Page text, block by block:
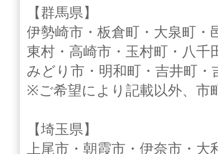
【群馬県】
伊勢崎市・板倉町・大泉町・
東村・高崎市・玉村町・八千
みどり市・明和町・吉井町・
※ご希望により記載以外、市
【埼玉県】
上尾市・朝霞市・伊奈市・